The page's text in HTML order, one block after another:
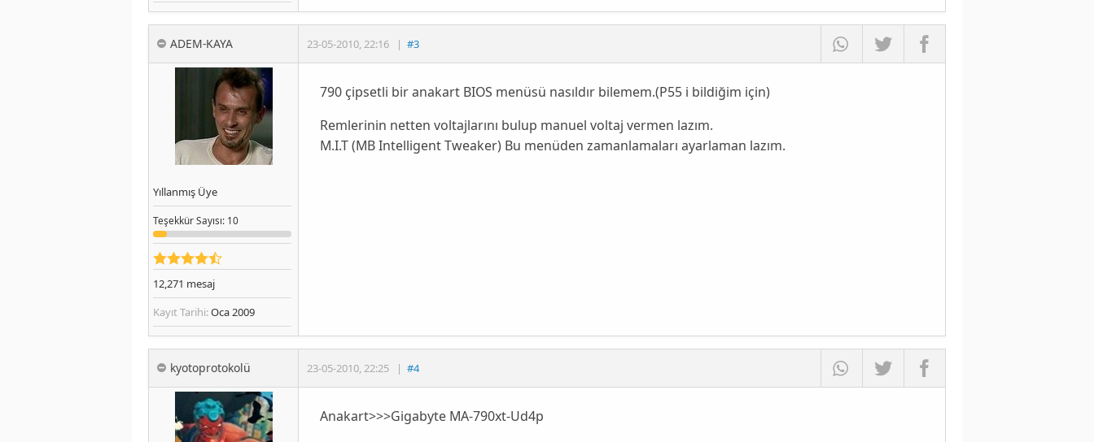
ADEM-KAYA 23-05-2010,22:16 | #3
Yıllanmış Üye
TeşekkürSayısı: 10
12,271 mesaj
Kayıt Tarihi:Oca 2009
790 çipsetli bir anakart BIOS menüsü nasıldır bilemem.(P55 i bildiğim için)
Remlerinin netten voltajlarını bulup manuel voltaj vermen lazım.
M.I.T (MB Intelligent Tweaker) Bu menüden zamanlamaları ayarlaman lazım.
kyotoprotokolü 23-05-2010,22:25 | #4
Anakart>>>Gigabyte MA-790xt-Ud4p